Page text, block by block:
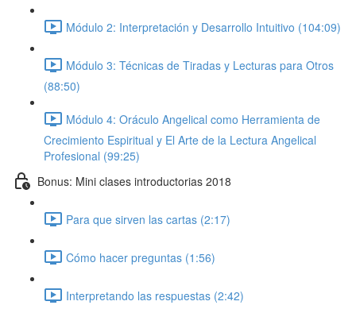
Módulo 2: Interpretación y Desarrollo Intuitivo (104:09)
Módulo 3: Técnicas de Tiradas y Lecturas para Otros
(88:50)
Módulo 4: Oráculo Angelical como Herramienta de
Crecimiento Espiritual y El Arte de la Lectura Angelical
Profesional (99:25)
Bonus: Mini clases introductorias 2018
Para que sirven las cartas (2:17)
Cómo hacer preguntas (1:56)
Interpretando las respuestas (2:42)